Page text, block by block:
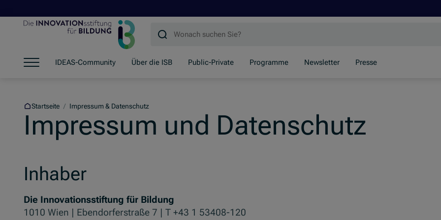
Zum Hauptinhalt springen
Zum Footer springen
IDEAS-Community
Über die ISB Public-Private Programme Newsletter Presse
Startseite / Impressum & Datenschutz
Impressum und Datenschutz
Inhaber
Die Innovationsstiftung für Bildung
1010 Wien | Ebendorferstraße 7 | T +43 1 53408-120